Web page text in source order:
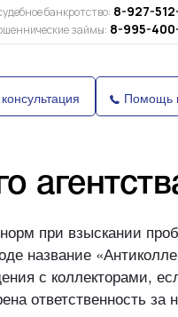
банкротство: 8-927-
займы: 8-995-
Помощь
при взыскании
название
с коллекторами,
ответственность за